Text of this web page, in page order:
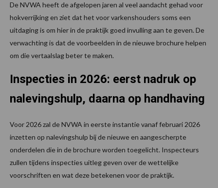
De NVWA heeft de afgelopen jaren al veel aandacht gehad voor
hokverrijking en ziet dat het voor varkenshouders soms een
uitdaging is om hier in de praktijk goed invulling aan te geven. De
verwachting is dat de voorbeelden in de nieuwe brochure helpen
om die vertaalslag beter te maken.
Inspecties in 2026: eerst nadruk op
nalevingshulp, daarna op handhaving
Voor 2026 zal de NVWA in eerste instantie vanaf februari 2026
inzetten op nalevingshulp bij de nieuwe en aangescherpte
onderdelen die in de brochure worden toegelicht. Inspecteurs
zullen tijdens inspecties uitleg geven over de wettelijke
voorschriften en wat deze betekenen voor de praktijk.